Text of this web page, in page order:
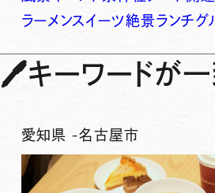
ラーメンスイーツ絶景ランチグ
🖊キーワードが
愛知県 -名古屋市